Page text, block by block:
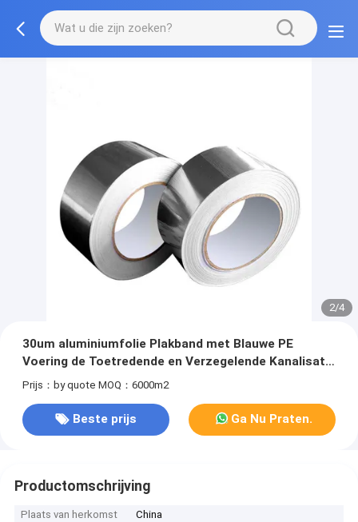
2/4
30um aluminiumfolie Plakband met Blauwe PE
Voering de Toetredende en Verzegelende Kanalisatie
van HVAC
Prijs：by quote MOQ：6000m2
Beste prijs Ga Nu Praten.
Productomschrijving
Plaats van herkomst
China